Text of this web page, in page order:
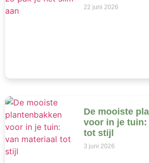
22 juni 2026
De mooiste
voor in je tuin:
tot stijl
3 juni 2026